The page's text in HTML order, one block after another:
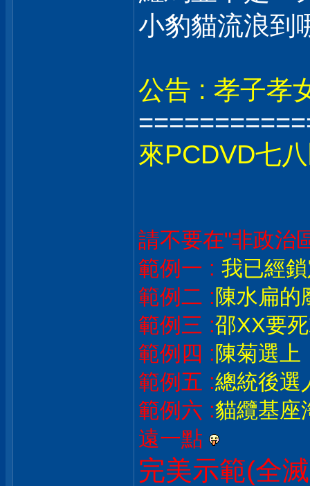
小豹貓流浪到
公告 : 孝子孝
來PCDVD七
請不要在"非政治
範例一 : 我已經
範例二 :陳水扁的
範例三 :邵XX要
範例四 :陳菊選
範例五 :總統後選
範例六 :貓纜基座
遠一點
完美示範(全